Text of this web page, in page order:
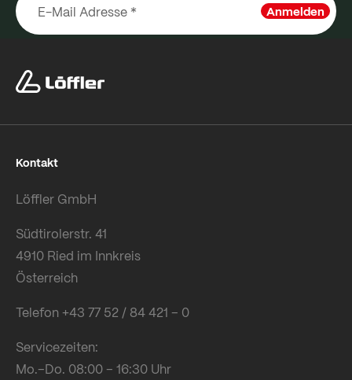
Anmelden
Kontakt
Löffler GmbH
Südtirolerstr. 41
4910 Ried im Innkreis
Österreich
Telefon +43 77 52 / 84 421 – 0
Servicezeiten:
Mo.–Do. 08:00 – 16:30 Uhr